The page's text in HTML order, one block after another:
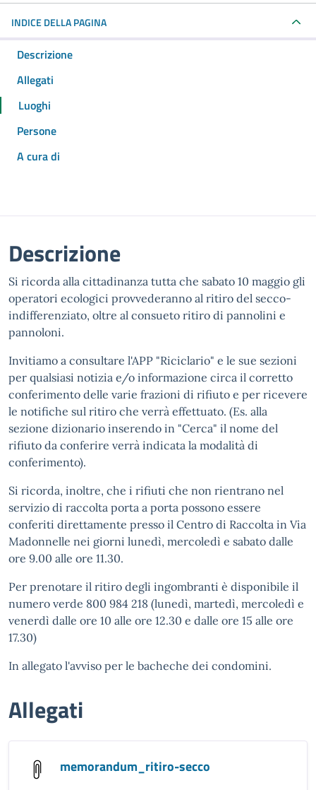
INDICE DELLA PAGINA
Descrizione
Allegati
Luoghi
Persone
A cura di
Descrizione
Si ricorda alla cittadinanza tutta che sabato 10 maggio gli
operatori ecologici provvederanno al ritiro del secco-
indifferenziato, oltre al consueto ritiro di pannolini e
pannoloni.
Invitiamo a consultare l'APP "Riciclario" e le sue sezioni
per qualsiasi notizia e/o informazione circa il corretto
conferimento delle varie frazioni di rifiuto e per ricevere
le notifiche sul ritiro che verrà effettuato. (Es. alla
sezione dizionario inserendo in "Cerca" il nome del
rifiuto da conferire verrà indicata la modalità di
conferimento).
Si ricorda, inoltre, che i rifiuti che non rientrano nel
servizio di raccolta porta a porta possono essere
conferiti direttamente presso il Centro di Raccolta in Via
Madonnelle nei giorni lunedì, mercoledì e sabato dalle
ore 9.00 alle ore 11.30.
Per prenotare il ritiro degli ingombranti è disponibile il
numero verde 800 984 218 (lunedì, martedì, mercoledì e
venerdì dalle ore 10 alle ore 12.30 e dalle ore 15 alle ore
17.30)
In allegato l'avviso per le bacheche dei condomini.
Allegati
memorandum_ritiro-secco